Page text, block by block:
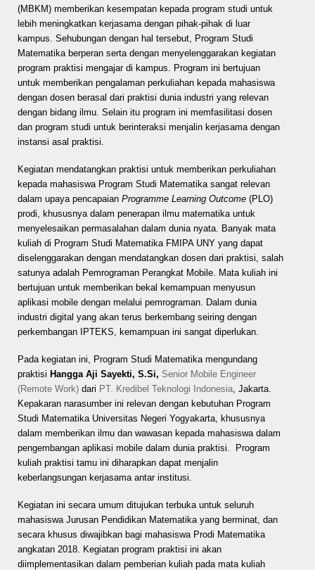
(MBKM) memberikan kesempatan kepada program studi untuk
lebih meningkatkan kerjasama dengan pihak-pihak di luar
kampus. Sehubungan dengan hal tersebut, Program Studi
Matematika berperan serta dengan menyelenggarakan kegiatan
program praktisi mengajar di kampus. Program ini bertujuan
untuk memberikan pengalaman perkuliahan kepada mahasiswa
dengan dosen berasal dari praktisi dunia industri yang relevan
dengan bidang ilmu. Selain itu program ini memfasilitasi dosen
dan program studi untuk berinteraksi menjalin kerjasama dengan
instansi asal praktisi.
Kegiatan mendatangkan praktisi untuk memberikan perkuliahan
kepada mahasiswa Program Studi Matematika sangat relevan
dalam upaya pencapaian Programme Learning Outcome (PLO)
prodi, khususnya dalam penerapan ilmu matematika untuk
menyelesaikan permasalahan dalam dunia nyata. Banyak mata
kuliah di Program Studi Matematika FMIPA UNY yang dapat
diselenggarakan dengan mendatangkan dosen dari praktisi, salah
satunya adalah Pemrograman Perangkat Mobile. Mata kuliah ini
bertujuan untuk memberikan bekal kemampuan menyusun
aplikasi mobile dengan melalui pemrograman. Dalam dunia
industri digital yang akan terus berkembang seiring dengan
perkembangan IPTEKS, kemampuan ini sangat diperlukan.
Pada kegiatan ini, Program Studi Matematika mengundang
praktisi Hangga Aji Sayekti, S.Si, Senior Mobile Engineer
(Remote Work) dari PT. Kredibel Teknologi Indonesia , Jakarta.
Kepakaran narasumber ini relevan dengan kebutuhan Program
Studi Matematika Universitas Negeri Yogyakarta, khususnya
dalam memberikan ilmu dan wawasan kepada mahasiswa dalam
pengembangan aplikasi mobile dalam dunia praktisi.
Program
kuliah praktisi tamu ini diharapkan dapat menjalin
keberlangsungan kerjasama antar institusi.
Kegiatan ini secara umum ditujukan terbuka untuk seluruh
mahasiswa Jurusan Pendidikan Matematika yang berminat, dan
secara khusus diwajibkan bagi mahasiswa Prodi Matematika
angkatan 2018. Kegiatan program praktisi ini akan
diimplementasikan dalam pemberian kuliah pada mata kuliah